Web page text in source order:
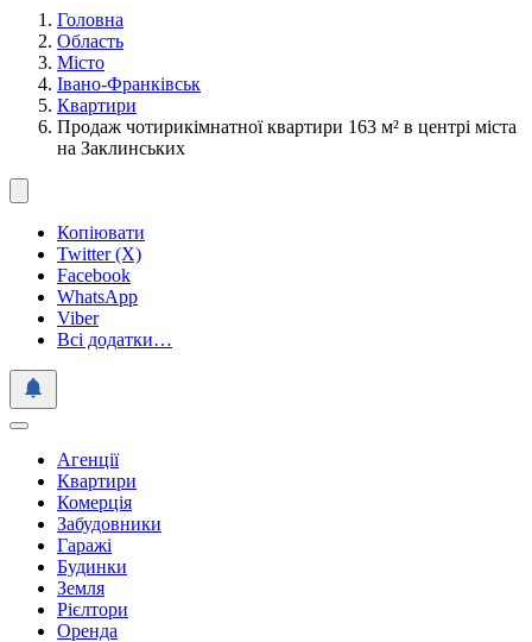
Головна
Область
Місто
Івано-Франківськ
Квартири
Продаж чотирикімнатної квартири 163 м² в центрі міста
на Заклинських
Копіювати
Twitter (X)
Facebook
WhatsApp
Viber
Всі додатки…
Агенції
Квартири
Комерція
Забудовники
Гаражі
Будинки
Земля
Рієлтори
Оренда